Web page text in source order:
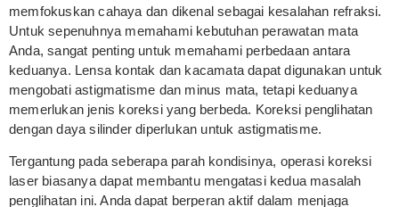
memfokuskan cahaya dan dikenal sebagai kesalahan refraksi.
Untuk sepenuhnya memahami kebutuhan perawatan mata
Anda, sangat penting untuk memahami perbedaan antara
keduanya. Lensa kontak dan kacamata dapat digunakan untuk
mengobati astigmatisme dan minus mata, tetapi keduanya
memerlukan jenis koreksi yang berbeda. Koreksi penglihatan
dengan daya silinder diperlukan untuk astigmatisme.
Tergantung pada seberapa parah kondisinya, operasi koreksi
laser biasanya dapat membantu mengatasi kedua masalah
penglihatan ini. Anda dapat berperan aktif dalam menjaga